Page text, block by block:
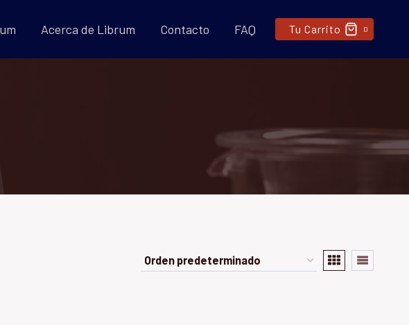
Acerca de Librum Contacto FAQ Tu Carrito 0